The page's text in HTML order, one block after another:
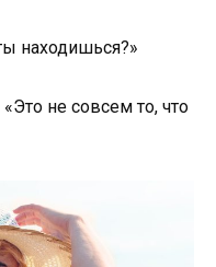
находишься?»
не совсем то, что